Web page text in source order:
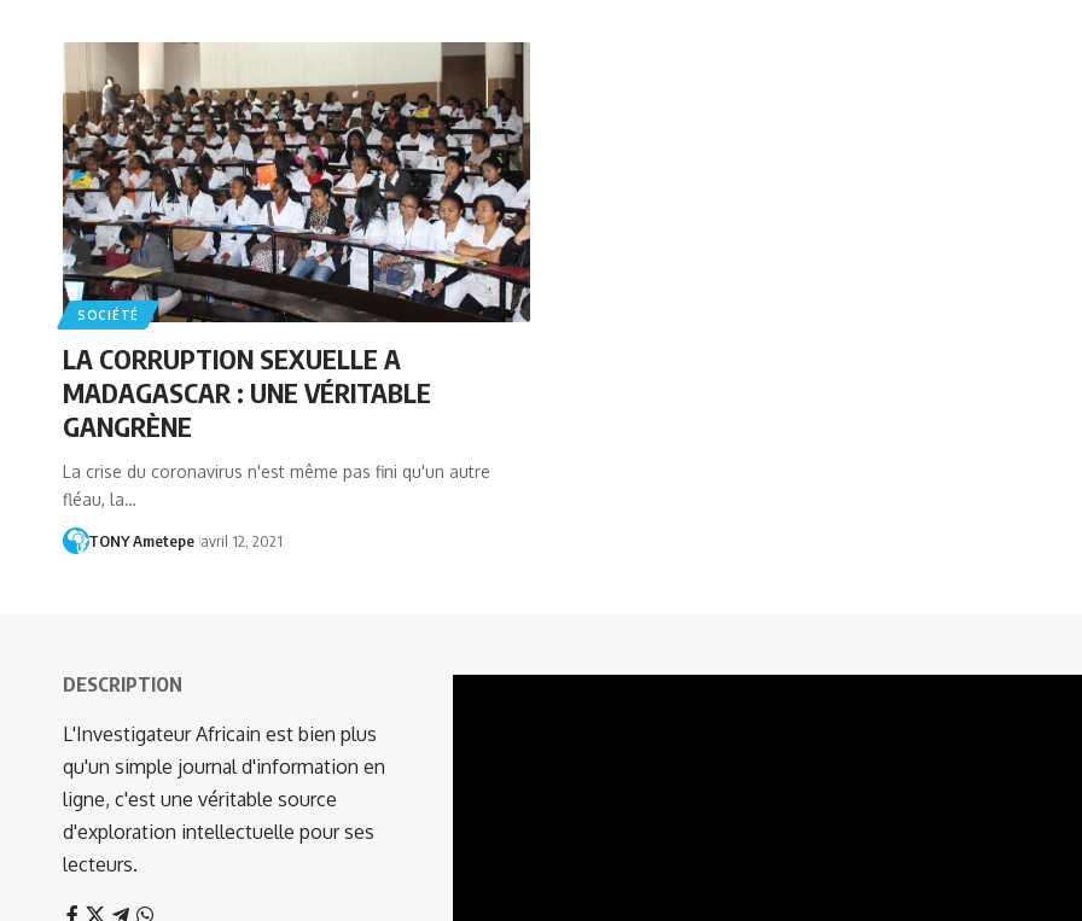
SOCIÉTÉ
LA CORRUPTION SEXUELLE A
MADAGASCAR : UNE VÉRITABLE
GANGRÈNE
La crise du coronavirus n'est même pas fini qu'un autre
fléau, la…
TONY Ametepe avril 12, 2021
DESCRIPTION
L'Investigateur Africain est bien plus
qu'un simple journal d'information en
ligne, c'est une véritable source
d'exploration intellectuelle pour ses
lecteurs.